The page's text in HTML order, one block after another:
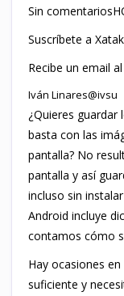
Sin
Suscríbete a
Recibe un email
Iván Linares@ivsu
¿Quieres
basta con las
pantalla? No
pantalla y así
incluso sin
Android incluye
contamos cómo
Hay ocasiones
suficiente y